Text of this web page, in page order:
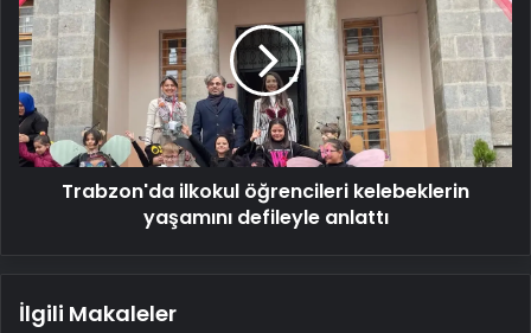
öğrencileri
kelebeklerin
yaşamını
defileyle
anlattı
Trabzon'da ilkokul öğrencileri kelebeklerin
yaşamını defileyle anlattı
İlgili Makaleler